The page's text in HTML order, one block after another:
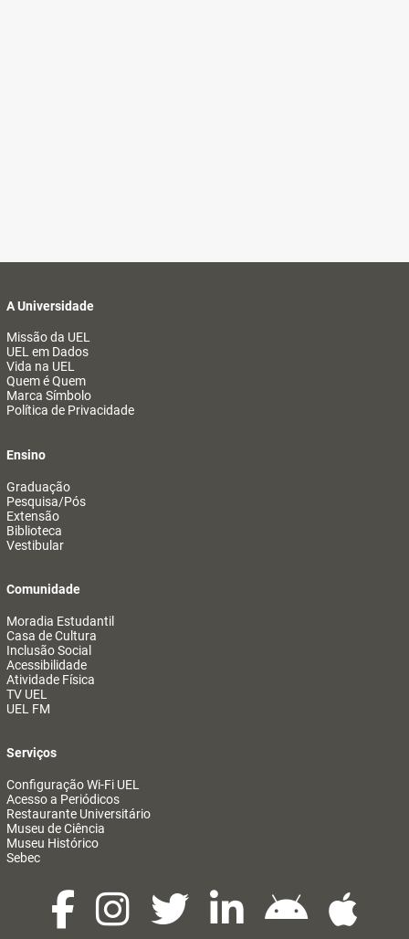
A Universidade
Missão da UEL
UEL em Dados
Vida na UEL
Quem é Quem
Marca Símbolo
Política de Privacidade
Ensino
Graduação
Pesquisa/Pós
Extensão
Biblioteca
Vestibular
Comunidade
Moradia Estudantil
Casa de Cultura
Inclusão Social
Acessibilidade
Atividade Física
TV UEL
UEL FM
Serviços
Configuração Wi-Fi UEL
Acesso a Periódicos
Restaurante Universitário
Museu de Ciência
Museu Histórico
Sebec